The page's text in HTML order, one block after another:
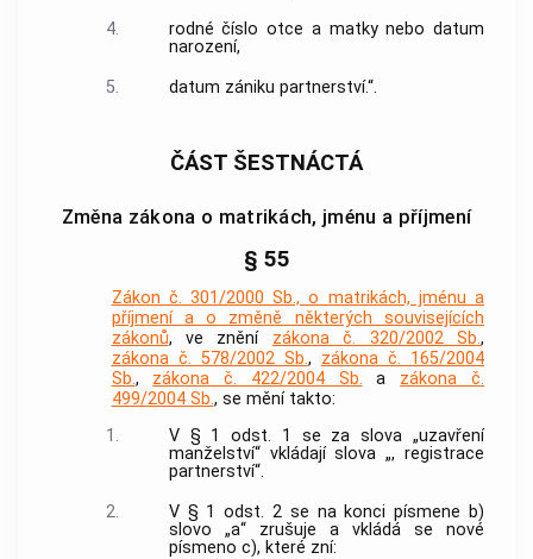
4.
rodné číslo otce a matky nebo datum
narození,
5.
datum zániku partnerství.“.
ČÁST ŠESTNÁCTÁ
Změna zákona o matrikách, jménu a příjmení
§ 55
Zákon č. 301/2000 Sb., o matrikách, jménu a
příjmení a o změně některých souvisejících
zákonů, ve znění zákona č. 320/2002 Sb.,
zákona č. 578/2002 Sb., zákona č. 165/2004
Sb., zákona č. 422/2004 Sb. a zákona č.
499/2004 Sb., se mění takto:
1.
V § 1 odst. 1 se za slova „uzavření
manželství“ vkládají slova „, registrace
partnerství“.
2.
V § 1 odst. 2 se na konci písmene b)
slovo „a“ zrušuje a vkládá se nové
písmeno c), které zní: